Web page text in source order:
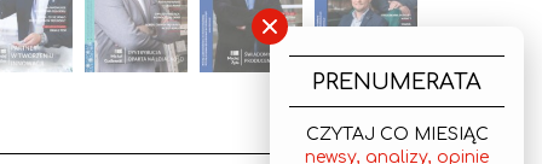
×
PRENUMERATA
CZYTAJ CO MIESIĄC
newsy, analizy, opinie